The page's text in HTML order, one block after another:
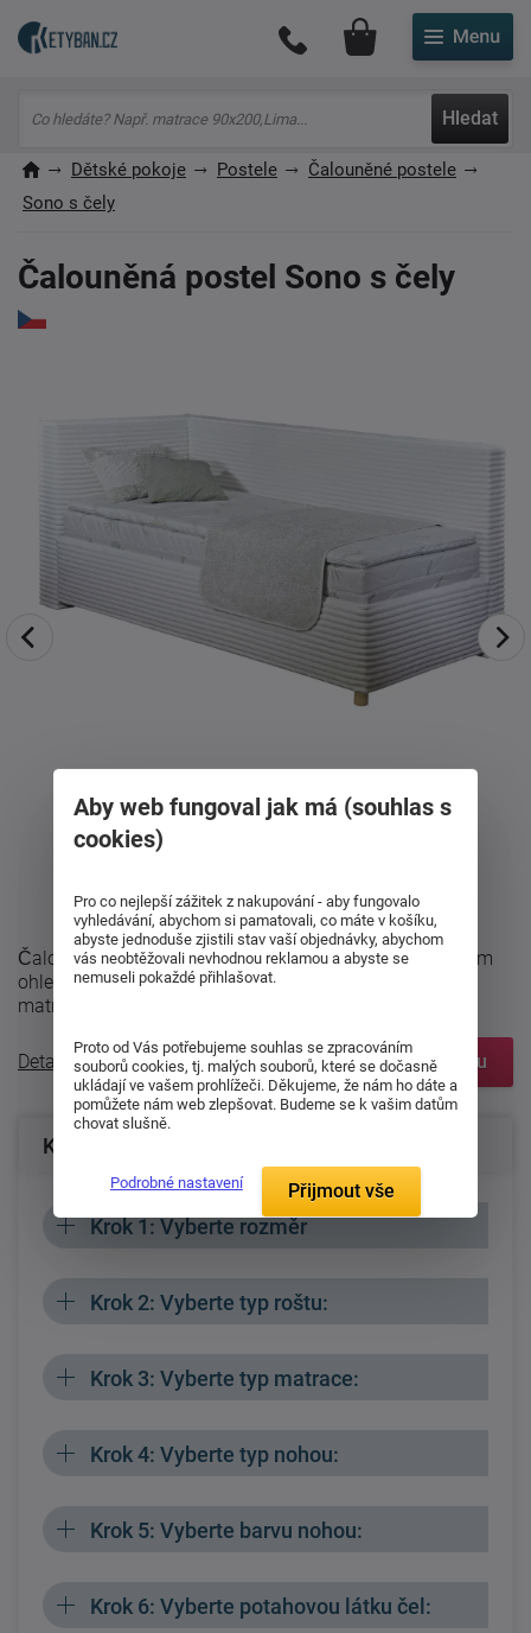
Hledat
Můj účet
Dětské pokoje Postele
Čalouněné postele
Sono s čely
Čalouněná postel Sono s čely
Čalouněná postel Sono s čely je velmi pratická v každém
ohledu - možnost typu čela, velký úložný prostor, výběr
matrací a široký výběr ...
Detailní popis Zobrazit prvky systému
Konfigurace produktu
Krok 1: Vyberte rozměr
Krok 2: Vyberte typ roštu:
Krok 3: Vyberte typ matrace:
Krok 4: Vyberte typ nohou:
Krok 5: Vyberte barvu nohou:
Krok 6: Vyberte potahovou látku čel:
Aby web fungoval jak má (souhlas s
cookies)
Pro co nejlepší zážitek z nakupování - aby fungovalo
vyhledávání, abychom si pamatovali, co máte v košíku,
abyste jednoduše zjistili stav vaší objednávky, abychom
vás neobtěžovali nevhodnou reklamou a abyste se
nemuseli pokaždé přihlašovat.
Proto od Vás potřebujeme souhlas se zpracováním
souborů cookies, tj. malých souborů, které se dočasně
ukládají ve vašem prohlížeči. Děkujeme, že nám ho dáte a
pomůžete nám web zlepšovat. Budeme se k vašim datům
chovat slušně.
Podrobné nastavení Přijmout vše